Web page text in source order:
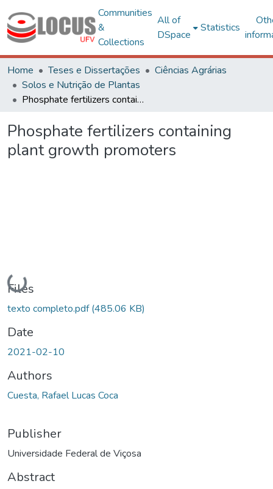
Communities
&
Collections
All of
DSpace
Statistics
Home Teses e Dissertações
Ciências Agrárias
Solos e Nutrição de Plantas
Phosphate fertilizers containing plant growth promoters
Phosphate fertilizers containing
plant growth promoters
Loading...
Files
texto completo.pdf(485.06 KB)
Date
2021-02-10
Authors
Cuesta, Rafael Lucas Coca
Publisher
Universidade Federal de Viçosa
Abstract